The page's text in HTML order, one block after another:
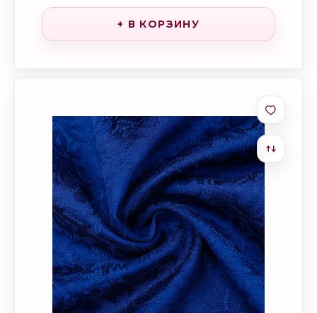
+ В КОРЗИНУ